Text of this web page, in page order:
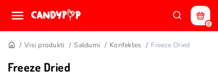
0
Visi produkti Saldumi Konfektes Freeze Dried
Freeze Dried